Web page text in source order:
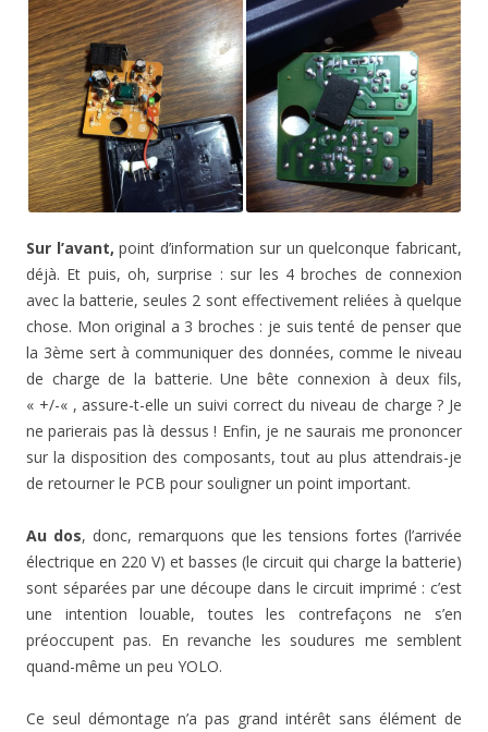
Sur l’avant, point d’information sur un quelconque fabricant,
déjà. Et puis, oh, surprise : sur les 4 broches de connexion
avec la batterie, seules 2 sont effectivement reliées à quelque
chose. Mon original a 3 broches : je suis tenté de penser que
la 3ème sert à communiquer des données, comme le niveau
de charge de la batterie. Une bête connexion à deux fils,
« +/-« , assure-t-elle un suivi correct du niveau de charge ? Je
ne parierais pas là dessus ! Enfin, je ne saurais me prononcer
sur la disposition des composants, tout au plus attendrais-je
de retourner le PCB pour souligner un point important.
Au dos, donc, remarquons que les tensions fortes (l’arrivée
électrique en 220 V) et basses (le circuit qui charge la batterie)
sont séparées par une découpe dans le circuit imprimé : c’est
une intention louable, toutes les contrefaçons ne s’en
préoccupent pas. En revanche les soudures me semblent
quand-même un peu YOLO.
Ce seul démontage n’a pas grand intérêt sans élément de